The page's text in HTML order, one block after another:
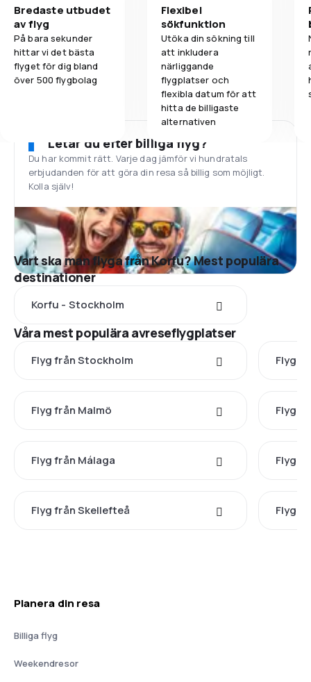
Bredaste utbudet
av flyg
På bara sekunder
hittar vi det bästa
flyget för dig bland
över 500 flygbolag
Flexibel
sökfunktion
Utöka din sökning till
att inkludera
närliggande
flygplatser och
flexibla datum för att
hitta de billigaste
alternativen
Letar du efter billiga flyg?
Du har kommit rätt. Varje dag jämför vi hundratals
erbjudanden för att göra din resa så billig som möjligt.
Kolla själv!
Vart ska man flyga från Korfu? Mest populära
destinationer
Korfu - Stockholm
Våra mest populära avreseflygplatser
Flyg från Stockholm Flyg
Flyg från Malmö Flyg
Flyg från Málaga Flyg
Flyg från Skellefteå Flyg
Planera din resa
Billiga flyg
Weekendresor